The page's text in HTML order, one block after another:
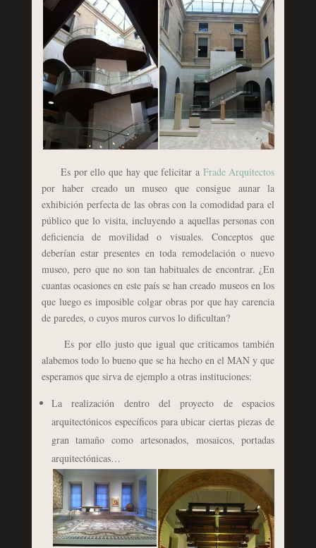
Es por ello que hay que felicitar a Frade Arquitectos
por haber creado un museo que consigue aunar la
exhibición perfecta de las obras con la comodidad para el
público que lo visita, incluyendo a aquellas personas con
deficiencia de movilidad o visuales. Conceptos que
deberían estar presentes en toda remodelación o nuevo
museo, pero que no son tan habituales de encontrar. ¿En
cuantas ocasiones en este país se han creado museos en los
que luego es imposible colgar obras por que hay carencia
de paredes, o cuyos muros curvos lo dificultan?
Es por ello justo que igual que criticamos también
alabemos todo lo bueno que se ha hecho en el MAN y que
esperamos que sirva de ejemplo a otras instituciones:
La realización dentro del proyecto de espacios
arquitectónicos específicos para ubicar ciertas piezas de
gran tamaño como artesonados, mosaicos, portadas
arquitectónicas…